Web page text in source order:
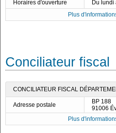
Horaires d'ouverture
Du lundi
Plus
Conciliateur fiscal
CONCILIATEUR FISCAL
Adresse postale
BP 188
91006
Plus